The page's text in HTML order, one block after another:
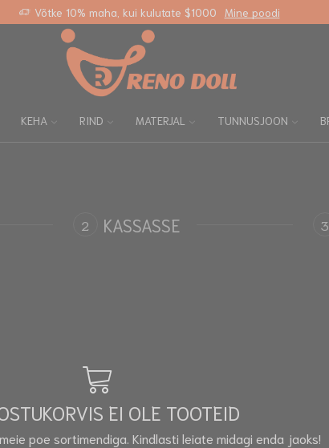
Võtke 10% maha, kui kulutate $1000 Mine poodi
KEHA RIND MATERJAL TUNNUSJOON
KASSASSE
EI OLE TOOTEID
poe sortimendiga. Kindlasti leiate midagi enda jaoks!